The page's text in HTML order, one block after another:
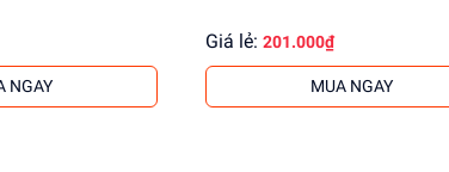
NGAY
Giá lẻ: 201.000₫
MUA NGAY